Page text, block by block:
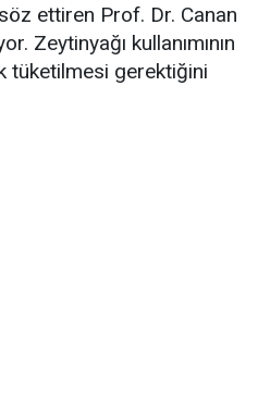
ettiren Prof. Dr. Canan
Zeytinyağı kullanımının
tüketilmesi gerektiğini